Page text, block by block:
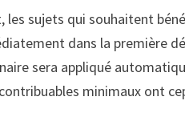
les sujets qui souhaitent
dans la première
sera appliqué
minimaux ont